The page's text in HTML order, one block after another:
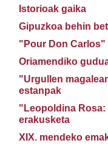
Istorioak gaika
Gipuzkoa behin
"Pour Don Carlos"
Oriamendiko
"Urgullen
estanpak
"Leopoldina
erakusketa
XIX. mendeko